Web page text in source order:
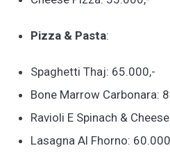
Pizza & Pasta:
Spaghetti Thaj: 65.000,-
Bone Marrow Carbonara:
Ravioli E Spinach &
Lasagna Al Fhorno: